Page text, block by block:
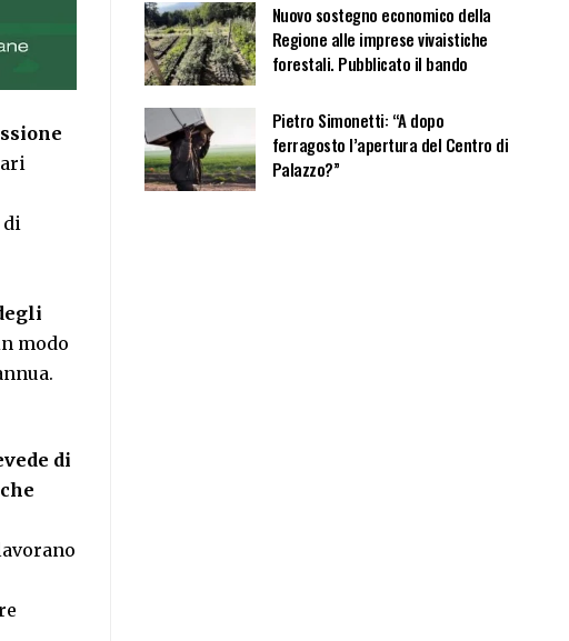
modo
di
Nuovo sostegno economico della
Regione alle imprese vivaistiche
forestali. Pubblicato il bando
Pietro Simonetti: “A dopo
ferragosto l’apertura del Centro di
Palazzo?”